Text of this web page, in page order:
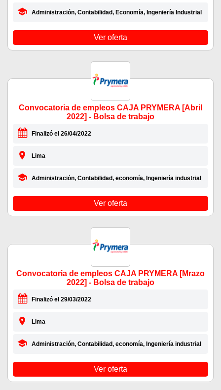
Administración, Contabilidad, Economía, Ingeniería Industrial
Ver oferta
Convocatoria de empleos CAJA PRYMERA [Abril
2022] - Bolsa de trabajo
Finalizó el 26/04/2022
Lima
Administración, Contabilidad, economía, Ingeniería industrial
Ver oferta
Convocatoria de empleos CAJA PRYMERA [Mrazo
2022] - Bolsa de trabajo
Finalizó el 29/03/2022
Lima
Administración, Contabilidad, economía, Ingeniería industrial
Ver oferta